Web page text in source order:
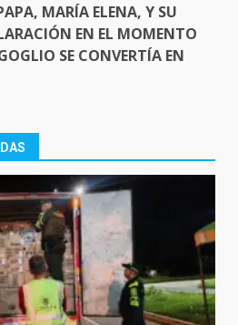
MARÍA ELENA, Y SU
EN EL MOMENTO
SE CONVERTÍA EN